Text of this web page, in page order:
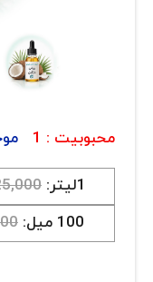
تجهیزات
دستگاه های
محصولات
قهوه
همه
محبوبیت : 1
1لیتر:
100 میل: